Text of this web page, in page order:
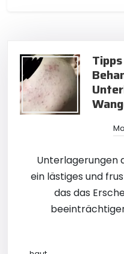
Unterlagerungen
ein lästiges und
das das